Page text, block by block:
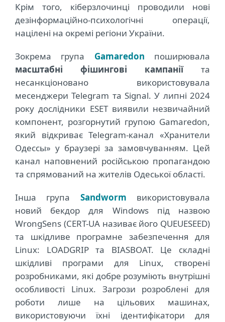
Крім того, кіберзлочинці проводили нові
дезінформаційно-психологічні операції,
націлені на окремі регіони України.
Зокрема група Gamaredon поширювала
масштабні фішингові кампаніїта
несанкціоновано використовувала
месенджери Telegram та Signal. У липні 2024
року дослідники ESET виявили незвичайний
компонент, розгорнутий групою Gamaredon,
який відкриває Telegram-канал «Хранители
Одессы» у браузері за замовчуванням. Цей
канал наповнений російською пропагандою
та спрямований на жителів Одеської області.
Інша група Sandworm використовувала
новий бекдор для Windows під назвою
WrongSens (CERT-UA називає його QUEUESEED)
та шкідливе програмне забезпечення для
Linux: LOADGRIP та BIASBOAT. Це складні
шкідливі програми для Linux, створені
розробниками, які добре розуміють внутрішні
особливості Linux. Загрози розроблені для
роботи лише на цільових машинах,
використовуючи їхні ідентифікатори для